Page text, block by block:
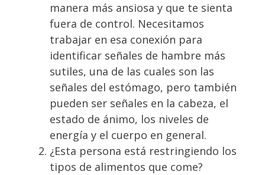
manera más ansiosa y que te sienta
fuera de control. Necesitamos
trabajar en esa conexión para
identificar señales de hambre más
sutiles, una de las cuales son las
señales del estómago, pero también
pueden ser señales en la cabeza, el
estado de ánimo, los niveles de
energía y el cuerpo en general.
¿Esta persona está restringiendo los
tipos de alimentos que come?